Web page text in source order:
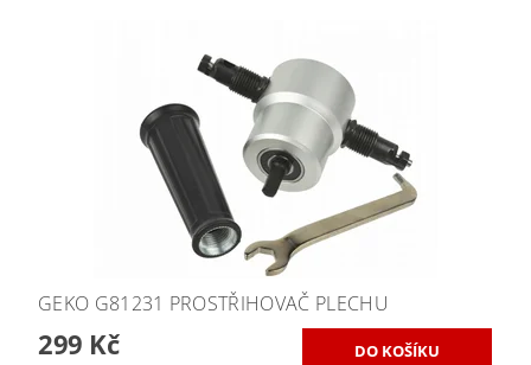
GEKO G81231 PROSTŘIHOVAČ PLECHU
299 Kč